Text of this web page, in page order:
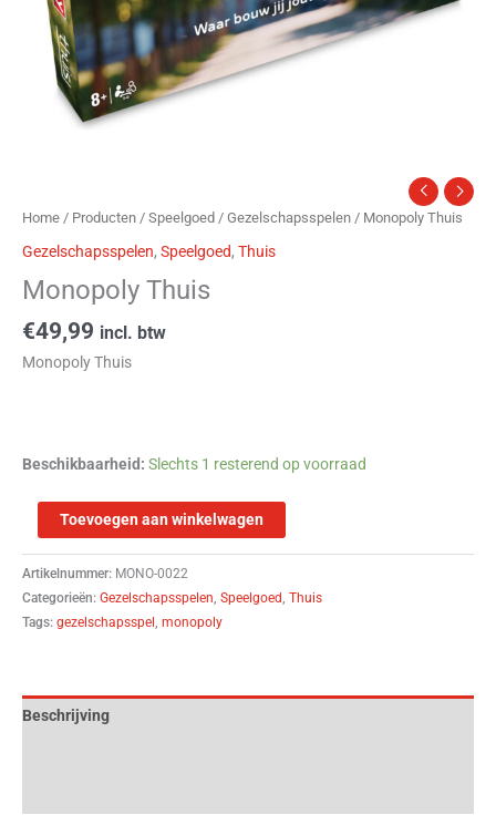
Home / Producten / Speelgoed / Gezelschapsspelen / Monopoly Thuis
Gezelschapsspelen, Speelgoed, Thuis
Monopoly Thuis
€49,99 incl. btw
Monopoly Thuis
Beschikbaarheid: Slechts 1 resterend op voorraad
Toevoegen aan winkelwagen
Artikelnummer: MONO-0022
Categorieën: Gezelschapsspelen, Speelgoed, Thuis
Tags: gezelschapsspel , monopoly
Beschrijving